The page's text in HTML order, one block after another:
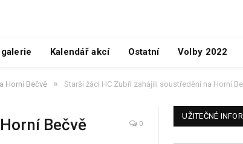
Kalendář akcí Ostatní Volby 2022
Horní Bečvě » Starší žáci HC Zubří zahájili soustředění na Horní
Bečvě
0
UŽITEČNÉ